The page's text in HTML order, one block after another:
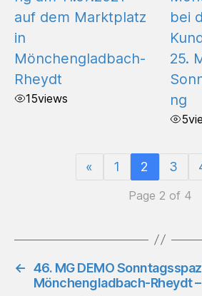
auf dem Marktplatz
in
Mönchengladbach-
Rheydt
15views
bei
25.
ng
5
« 1 2 3
Page 2 of 4
← 46. MG DEMO
Mönchengladbach-Rheydt